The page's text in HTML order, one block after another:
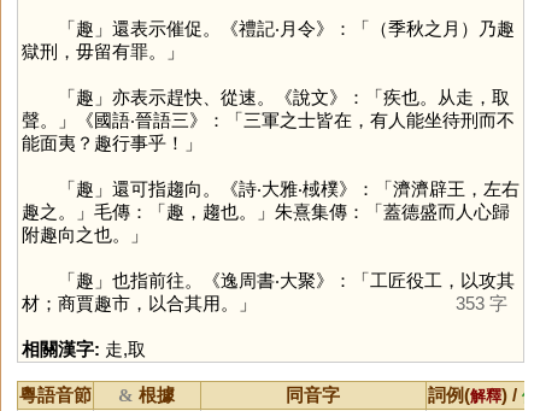
「趣 」還表示催促。《禮記‧月令》：「（季秋之月）乃趣
獄刑，毋留有罪。」
「趣 」亦表示趕快、從速。《說文》：「疾也。从走，取
聲。」《國語‧晉語三》：「三軍之士皆在，有人能坐待刑而不
能面夷？趣行事乎！」
「趣 」還可指趨向。《詩‧大雅‧棫樸》：「濟濟辟王，左右
趣之。」毛傳：「趣，趨也。」朱熹集傳：「蓋德盛而人心歸
附趣向之也。」
「趣 」也指前往。《逸周書‧大聚》：「工匠役工，以攻其
材；商賈趣市，以合其用。」
353 字
相關漢字: 走,取
粵語音節 & 根據 同音字 詞例(解釋) /